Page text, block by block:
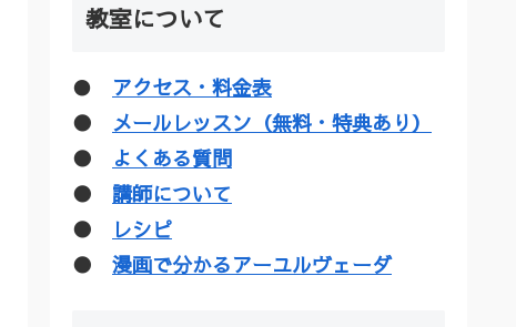
教室について
● アクセス・料金表
● メールレッスン（無料・特典あり）
●
よくある質問
● 講師について
●
レシピ
● 漫画で分かるアーユルヴェーダ